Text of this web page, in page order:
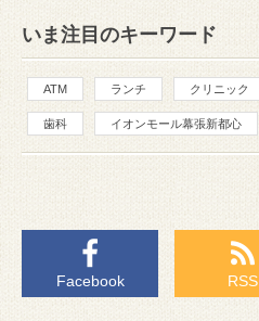
いま注目のキーワード
ATM ランチ クリニック
歯科 イオンモール幕張新都心
Facebook RSS